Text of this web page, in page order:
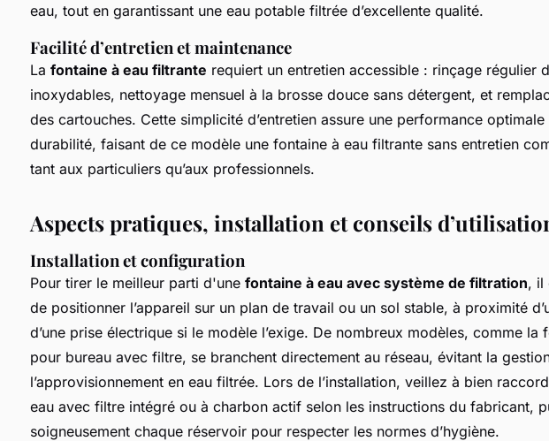
eau, tout en garantissant une eau potable filtrée d’excellente qualité.
Facilité d’entretien et maintenance
La fontaine à eau filtrante requiert un entretien accessible : rinçage régulier
inoxydables, nettoyage mensuel à la brosse douce sans détergent, et
des cartouches. Cette simplicité d’entretien assure une performance
durabilité, faisant de ce modèle une fontaine à eau filtrante sans entretien
tant aux particuliers qu’aux professionnels.
Aspects pratiques, installation et conseils
Installation et configuration
Pour tirer le meilleur parti d'une fontaine à eau avec système de filtration, il
de positionner l’appareil sur un plan de travail ou un sol stable, à proximité
d’une prise électrique si le modèle l’exige. De nombreux modèles, comme la
pour bureau avec filtre, se branchent directement au réseau, évitant la
l’approvisionnement en eau filtrée. Lors de l’installation, veillez à bien
eau avec filtre intégré ou à charbon actif selon les instructions du fabricant,
soigneusement chaque réservoir pour respecter les normes d’hygiène.